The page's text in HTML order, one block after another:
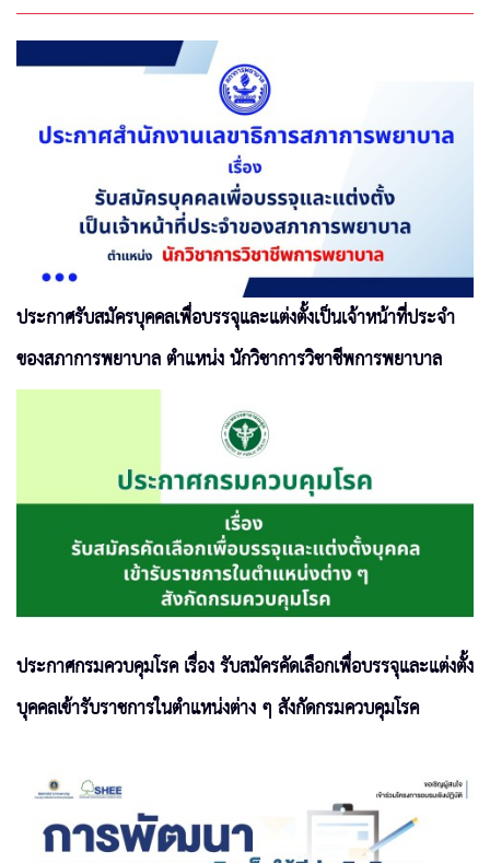
ประกาศรับสมัครบุคคลเพื่อบรรจุและแต่งตั้งเป็นเจ้าหน้าที่ประจำ
ของสภาการพยาบาล ตำแหน่ง นักวิชาการวิชาชีพการพยาบาล
ประกาศกรมควบคุมโรค เรื่อง รับสมัครคัดเลือกเพื่อบรรจุและแต่งตั้ง
บุคคลเข้ารับราชการในตำแหน่งต่าง ๆ สังกัดกรมควบคุมโรค